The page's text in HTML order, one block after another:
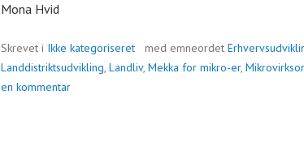
Mona Hvid
Skrevet i Ikke kategoriseret med emneordet
Landdistriktsudvikling, Landliv, Mekka for mikro-er,
en kommentar